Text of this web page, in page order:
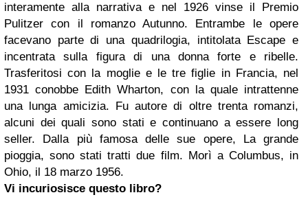
interamente alla narrativa e nel 1926 vinse il Premio
Pulitzer con il romanzo Autunno. Entrambe le opere
facevano parte di una quadrilogia, intitolata Escape e
incentrata sulla figura di una donna forte e ribelle.
Trasferitosi con la moglie e le tre figlie in Francia, nel
1931 conobbe Edith Wharton, con la quale intrattenne
una lunga amicizia. Fu autore di oltre trenta romanzi,
alcuni dei quali sono stati e continuano a essere long
seller. Dalla più famosa delle sue opere, La grande
pioggia, sono stati tratti due film. Morì a Columbus, in
Ohio, il 18 marzo 1956.
Vi incuriosisce questo libro?